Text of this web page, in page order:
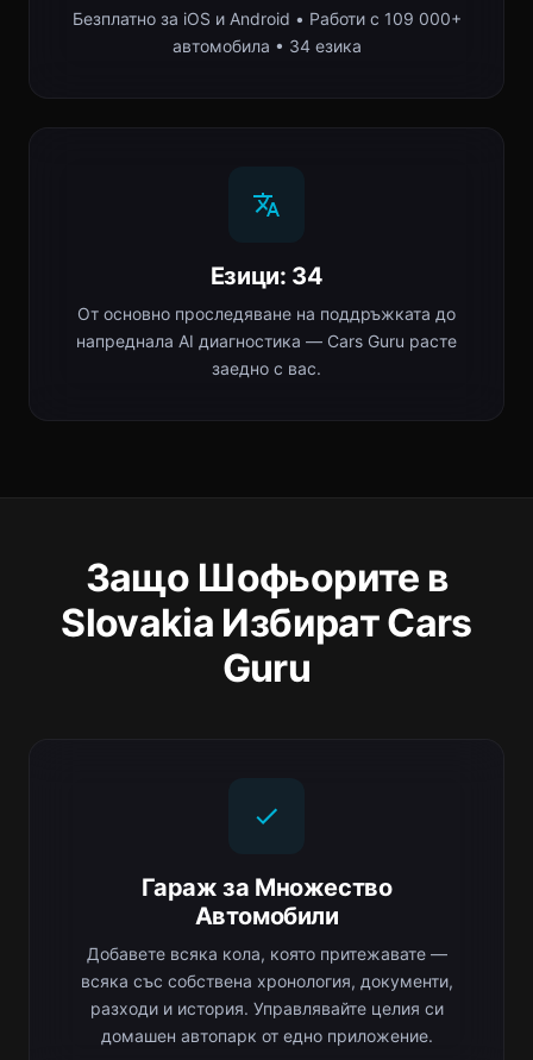
Безплатно за iOS и Android • Работи с 109 000+
автомобила • 34 езика
Езици: 34
От основно проследяване на поддръжката до
напреднала AI диагностика — Cars Guru расте
заедно с вас.
Защо Шофьорите в
Slovakia Избират Cars
Guru
Гараж за Множество
Автомобили
Добавете всяка кола, която притежавате —
всяка със собствена хронология, документи,
разходи и история. Управлявайте целия си
домашен автопарк от едно приложение.